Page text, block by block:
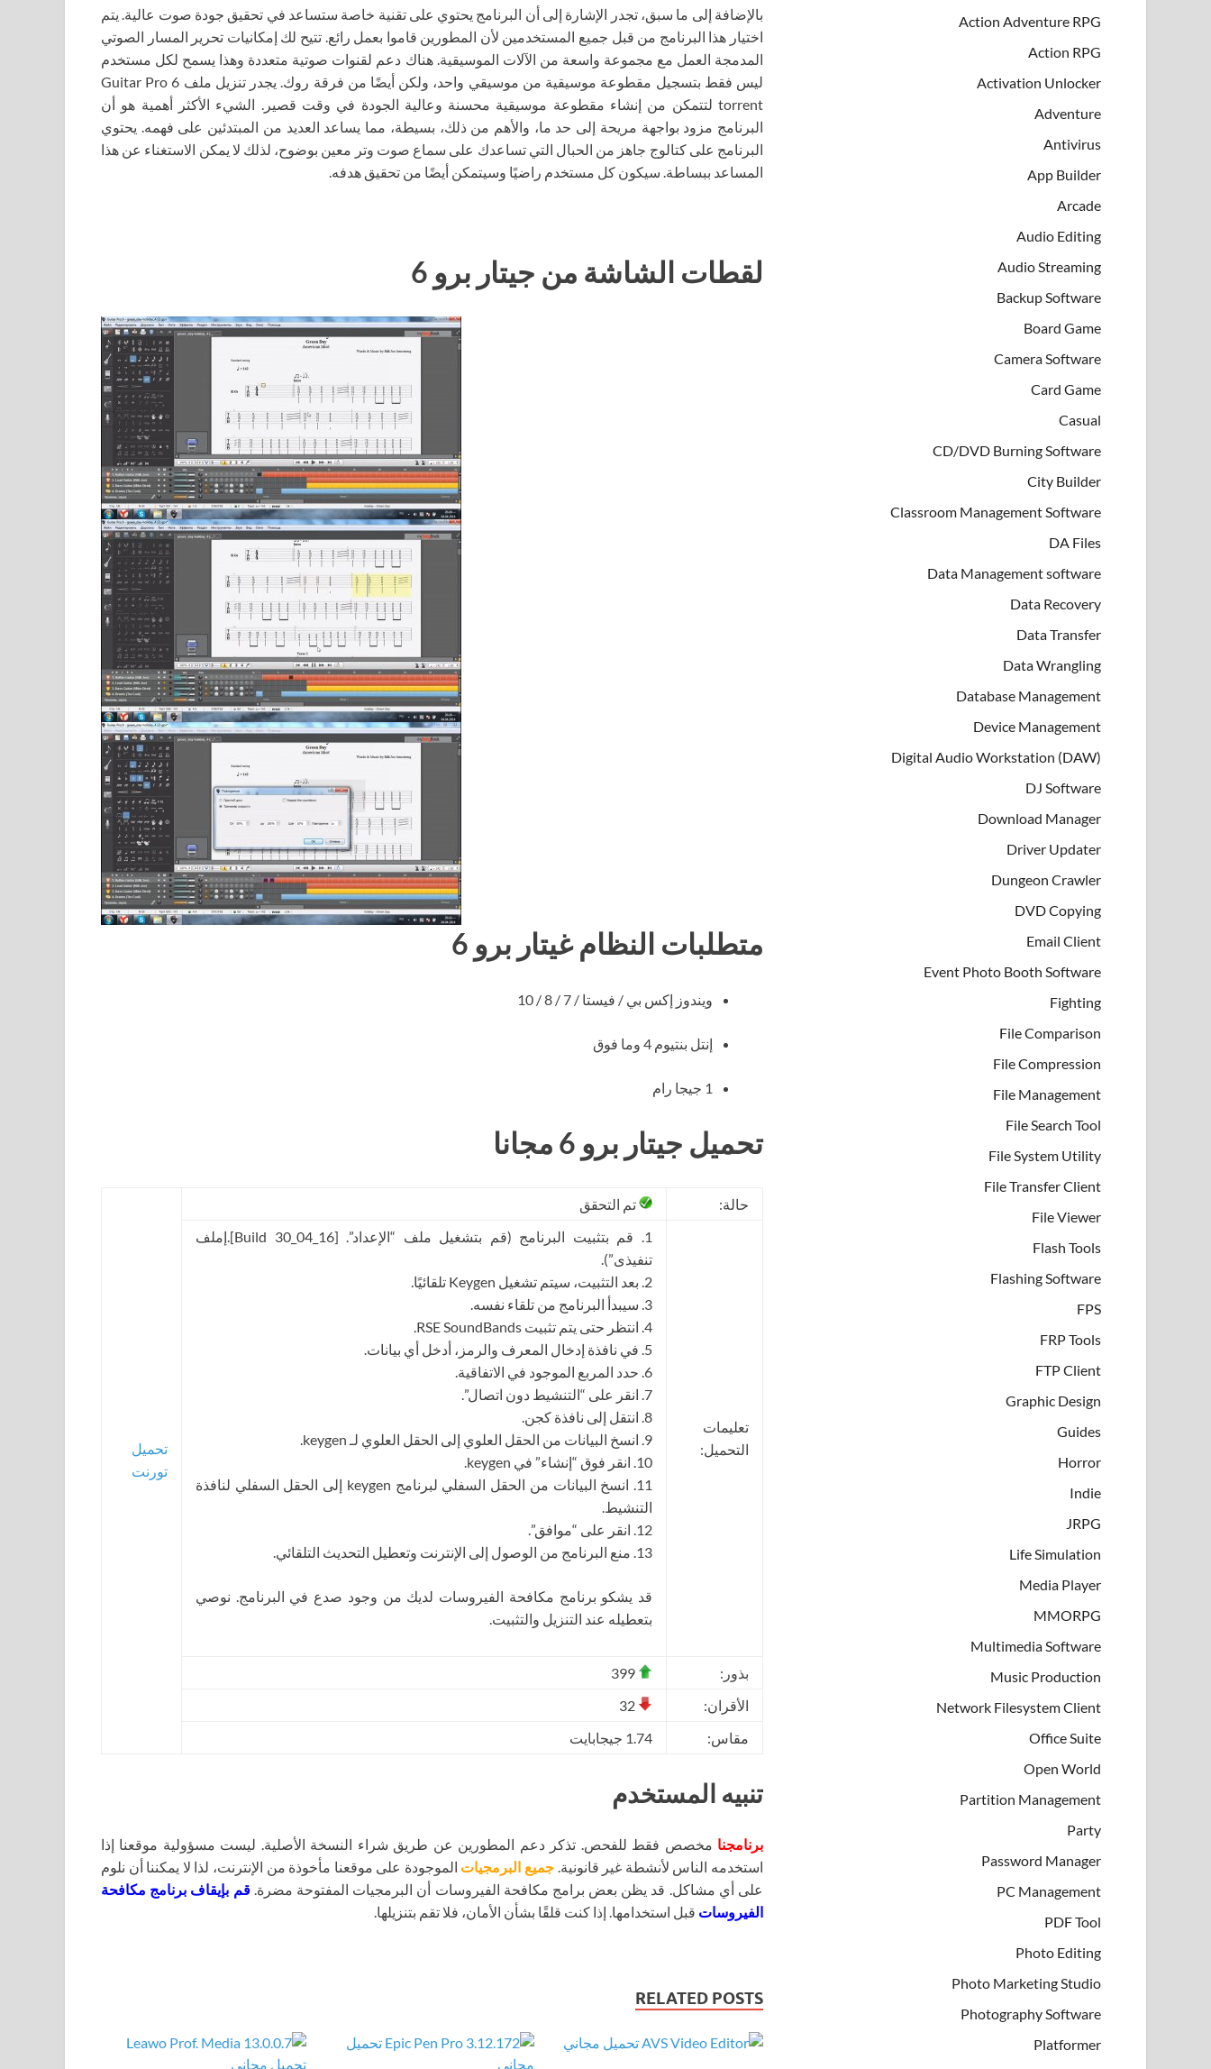
بالإضافة إلى ما سبق، تجدر الإشارة إلى أن البرنامج يحتوي على تقنية خاصة ستساعد في تحقيق جودة صوت عالية. يتم
اختيار هذا البرنامج من قبل جميع المستخدمين لأن المطورين قاموا بعمل رائع. تتيح لك إمكانيات تحرير المسار الصوتي
المدمجة العمل مع مجموعة واسعة من الآلات الموسيقية. هناك دعم لقنوات صوتية متعددة وهذا يسمح لكل مستخدم
ليس فقط بتسجيل مقطوعة موسيقية من موسيقي واحد، ولكن أيضًا من فرقة روك. يجدر تنزيل ملف Guitar Pro 6
torrent لتتمكن من إنشاء مقطوعة موسيقية محسنة وعالية الجودة في وقت قصير. الشيء الأكثر أهمية هو أن
البرنامج مزود بواجهة مريحة إلى حد ما، والأهم من ذلك، بسيطة، مما يساعد العديد من المبتدئين على فهمه. يحتوي
البرنامج على كتالوج جاهز من الحبال التي تساعدك على سماع صوت وتر معين بوضوح، لذلك لا يمكن الاستغناء عن هذا
المساعد ببساطة. سيكون كل مستخدم راضيًا وسيتمكن أيضًا من تحقيق هدفه.
لقطات الشاشة من جيتار برو 6
متطلبات النظام غيتار برو 6
ويندوز إكس بي / فيستا / 7 / 8 / 10
إنتل بنتيوم 4 وما فوق
1 جيجا رام
تحميل جيتار برو 6 مجانا
حالة: تم التحقق
تحميل
تورنت
تعليمات
التحميل:
1. قم بتثبيت البرنامج (قم بتشغيل ملف “الإعداد”. [Build 30_04_16].إملف
تنفيذى”).
2. بعد التثبيت، سيتم تشغيل Keygen تلقائيًا.
3. سيبدأ البرنامج من تلقاء نفسه.
4. انتظر حتى يتم تثبيت RSE SoundBands.
5. في نافذة إدخال المعرف والرمز، أدخل أي بيانات.
6. حدد المربع الموجود في الاتفاقية.
7. انقر على “التنشيط دون اتصال”.
8. انتقل إلى نافذة كجن.
9. انسخ البيانات من الحقل العلوي إلى الحقل العلوي لـ keygen.
10. انقر فوق “إنشاء” في keygen.
11. انسخ البيانات من الحقل السفلي لبرنامج keygen إلى الحقل السفلي لنافذة
التنشيط.
12. انقر على “موافق”.
13. منع البرنامج من الوصول إلى الإنترنت وتعطيل التحديث التلقائي.
قد يشكو برنامج مكافحة الفيروسات لديك من وجود صدع في البرنامج. نوصي
بتعطيله عند التنزيل والتثبيت.
بذور:
الأقران:
مقاس:
1.74 جيجابايت
تنبيه المستخدم
برنامجنا مخصص فقط للفحص. تذكر دعم المطورين عن طريق شراء النسخة الأصلية. ليست مسؤولية موقعنا إذا
استخدمه الناس لأنشطة غير قانونية. جميع البرمجيات الموجودة على موقعنا مأخوذة من الإنترنت، لذا لا يمكننا أن نلوم
على أي مشاكل. قد يظن بعض برامج مكافحة الفيروسات أن البرمجيات المفتوحة مضرة.قم بإيقاف برنامج مكافحة
الفيروسات قبل استخدامها. إذا كنت قلقًا بشأن الأمان، فلا تقم بتنزيلها.
RELATED POSTS
Action Adventure RPG
Action RPG
Activation Unlocker
Adventure
Antivirus
App Builder
Arcade
Audio Editing
Audio Streaming
Backup Software
Board Game
Camera Software
Card Game
Casual
CD/DVD Burning Software
City Builder
Classroom Management Software
DA Files
Data Management software
Data Recovery
Data Transfer
Data Wrangling
Database Management
Device Management
Digital Audio Workstation (DAW)
DJ Software
Download Manager
Driver Updater
Dungeon Crawler
DVD Copying
Email Client
Event Photo Booth Software
Fighting
File Comparison
File Compression
File Management
File Search Tool
File System Utility
File Transfer Client
File Viewer
Flash Tools
Flashing Software
FPS
FRP Tools
FTP Client
Graphic Design
Guides
Horror
Indie
JRPG
Life Simulation
Media Player
MMORPG
Multimedia Software
Music Production
Network Filesystem Client
Office Suite
Open World
Partition Management
Party
Password Manager
PC Management
PDF Tool
Photo Editing
Photo Marketing Studio
Photography Software
Platformer